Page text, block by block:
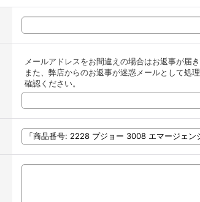
メールアドレスをお間違えの場合はお返事が届
また、弊店からのお返事が迷惑メールとして処
確認ください。